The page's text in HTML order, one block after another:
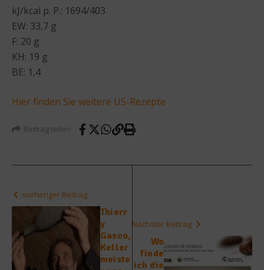
kJ/kcal p. P.: 1694/403
EW: 33,7 g
F: 20 g
KH: 19 g
BE: 1,4
Hier finden Sie weitere US-Rezepte
Beitrag teilen
vorheriger Beitrag
Thierr
y
Gasco,
Keller
meiste
Nächster Beitrag
Wo
finde
ich die